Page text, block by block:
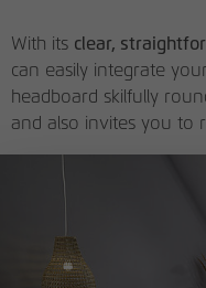
With its clear,
can easily integrate your
headboard skilfully
and also invites you to